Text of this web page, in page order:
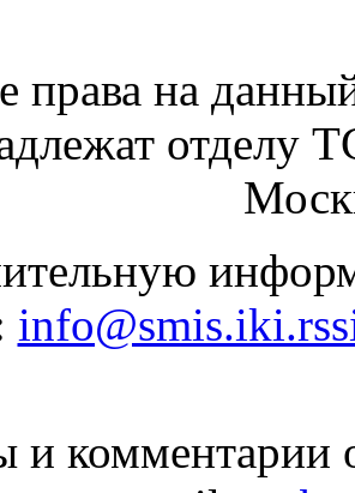
права на
и комментарии